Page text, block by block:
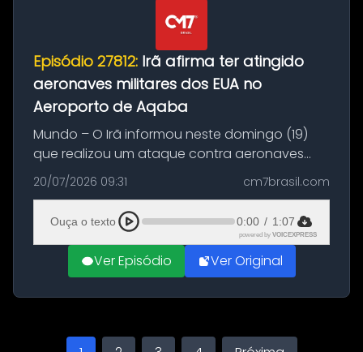
Episódio 27812: Irã afirma ter atingido
aeronaves militares dos EUA no
Aeroporto de Aqaba
Mundo – O Irã informou neste domingo (19)
que realizou um ataque contra aeronaves
militares dos Estados Unidos estacionadas no
Aeroporto de Aqaba, na Jordânia, durante a
21ª fase da Operação Nasr 2. A...
20/07/2026 09:31 cm7brasil.com
Ouça o texto 0:00 / 1:07
powered by VOICEXPRESS
Ver Episódio Ver Original